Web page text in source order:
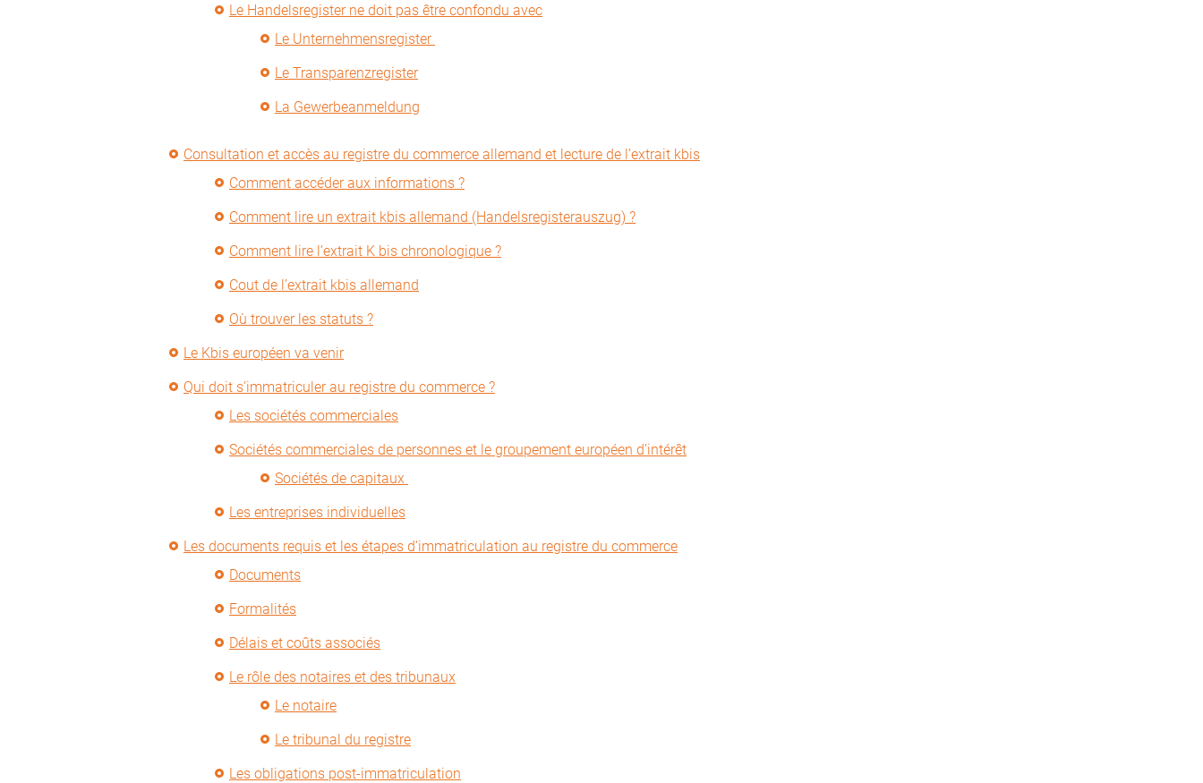
Le Handelsregister ne doit pas être confondu avec
Le Unternehmensregister
Le Transparenzregister
La Gewerbeanmeldung
Consultation et accès au registre du commerce allemand et lecture de l’extrait kbis
Comment accéder aux informations ?
Comment lire un extrait kbis allemand (Handelsregisterauszug) ?
Comment lire l’extrait K bis chronologique ?
Cout de l’extrait kbis allemand
Où trouver les statuts ?
Le Kbis européen va venir
Qui doit s’immatriculer au registre du commerce ?
Les sociétés commerciales
Sociétés commerciales de personnes et le groupement européen d’intérêt
Sociétés de capitaux
Les entreprises individuelles
Les documents requis et les étapes d’immatriculation au registre du commerce
Documents
Formalités
Délais et coûts associés
Le rôle des notaires et des tribunaux
Le notaire
Le tribunal du registre
Les obligations post-immatriculation